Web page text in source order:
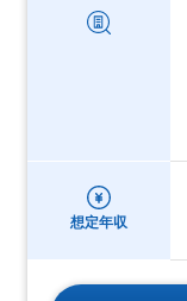
想定年収